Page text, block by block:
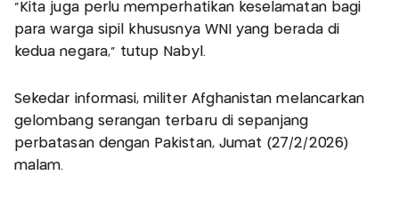
"Kita juga perlu memperhatikan keselamatan bagi
para warga sipil khususnya WNI yang berada di
kedua negara," tutup Nabyl.
Sekedar informasi, militer Afghanistan melancarkan
gelombang serangan terbaru di sepanjang
perbatasan dengan Pakistan, Jumat (27/2/2026)
malam.